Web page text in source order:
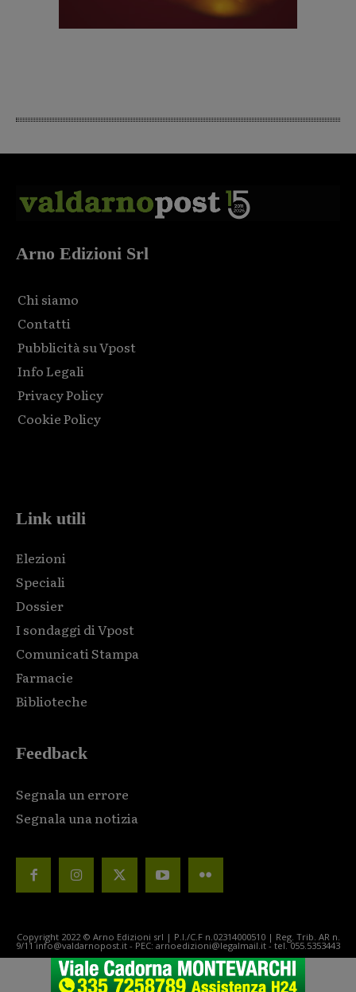
Arno Edizioni Srl
Chi siamo
Contatti
Pubblicità su Vpost
Info Legali
Privacy Policy
Cookie Policy
Link utili
Elezioni
Speciali
Dossier
I sondaggi di Vpost
Comunicati Stampa
Farmacie
Biblioteche
Feedback
Segnala un errore
Segnala una notizia
Copyright 2022 © Arno Edizioni srl | P.I./C.F n.02314000510 | Reg. Trib. AR n.
9/11 info@valdarnopost.it - PEC: arnoedizioni@legalmail.it - tel. 055.5353443